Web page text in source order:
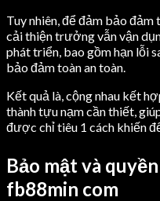
Tuy nhiên, để đảm bảo đảm
cải thiện trưởng vẫn vận
phát triển, bao gồm hạn lỗi
bảo đảm toàn an toàn.
Kết quả là, cộng nhau kết
thành tựu nạm cần thiết,
được chỉ tiêu 1 cách khiến
Bảo mật và
fb88min com